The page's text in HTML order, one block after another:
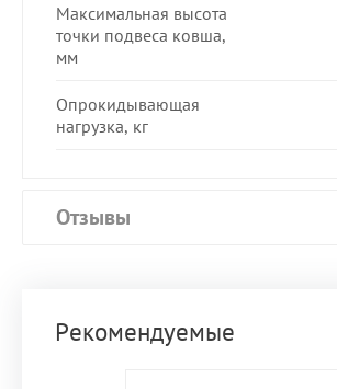
Максимальная высота
точки подвеса ковша,
мм
Опрокидывающая
нагрузка, кг
Отзывы
Рекомендуемые